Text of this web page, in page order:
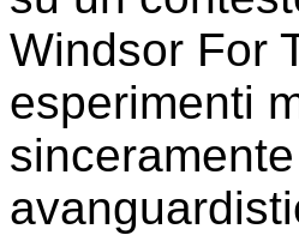
Windsor For
esperimenti